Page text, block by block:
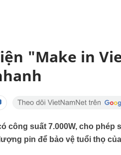
"Make in
công suất 7.000W, cho
pin để bảo vệ tuổi thọ